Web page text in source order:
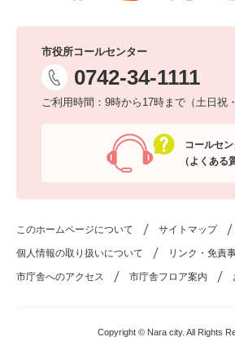
市役所コールセンター
0742-34-1111
ご利用時間：9時から17時まで（土日祝
コールセ
（よくある
このホームページについて サイトマップ
個人情報の取り扱いについて リンク・免責
市庁舎へのアクセス 市庁舎フロア案内
Copyright © Nara city. All Rights